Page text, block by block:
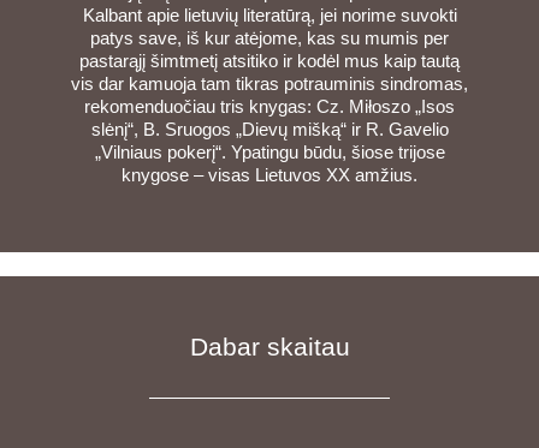
Kalbant apie lietuvių literatūrą, jei norime suvokti
patys save, iš kur atėjome, kas su mumis per
pastarąjį šimtmetį atsitiko ir kodėl mus kaip tautą
vis dar kamuoja tam tikras potrauminis sindromas,
rekomenduočiau tris knygas: Cz. Miłoszo „Isos
slėnį“, B. Sruogos „Dievų mišką“ ir R. Gavelio
„Vilniaus pokerį“. Ypatingu būdu, šiose trijose
knygose – visas Lietuvos XX amžius.
Dabar skaitau